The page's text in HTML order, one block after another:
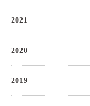
2021
2020
2019